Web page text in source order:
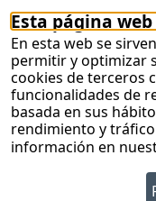
Esta página
En esta web se
permitir y optimizar
cookies de terceros
funcionalidades de
basada en sus
rendimiento y
información en